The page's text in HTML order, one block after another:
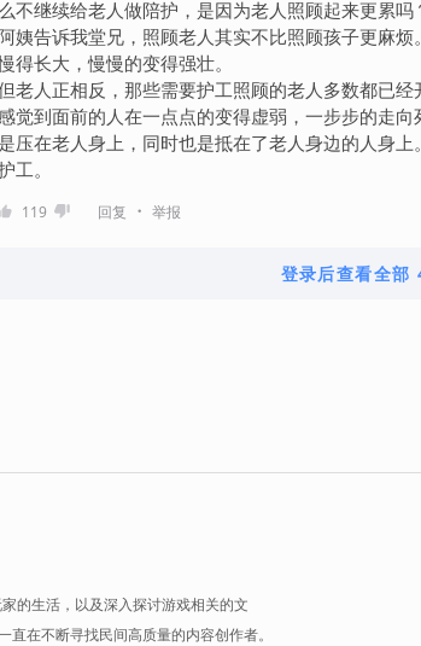
不继续给老人做陪护，是因为老人照顾起来更累吗
姨告诉我堂兄，照顾老人其实不比照顾孩子更麻
得长大，慢慢的变得强壮。
老人正相反，那些需要护工照顾的老人多数都已
觉到面前的人在一点点的变得虚弱，一步步的走
压在老人身上，同时也是抵在了老人身边的人身
工。
119 回复 ・ 举报
登录后查看全部
的生活，以及深入探讨游戏相关的文
在不断寻找民间高质量的内容创作者。